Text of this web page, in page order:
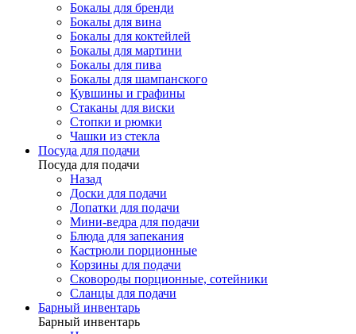
Бокалы для бренди
Бокалы для вина
Бокалы для коктейлей
Бокалы для мартини
Бокалы для пива
Бокалы для шампанского
Кувшины и графины
Стаканы для виски
Стопки и рюмки
Чашки из стекла
Посуда для подачи
Посуда для подачи
Назад
Доски для подачи
Лопатки для подачи
Мини-ведра для подачи
Блюда для запекания
Кастрюли порционные
Корзины для подачи
Сковороды порционные, сотейники
Сланцы для подачи
Барный инвентарь
Барный инвентарь